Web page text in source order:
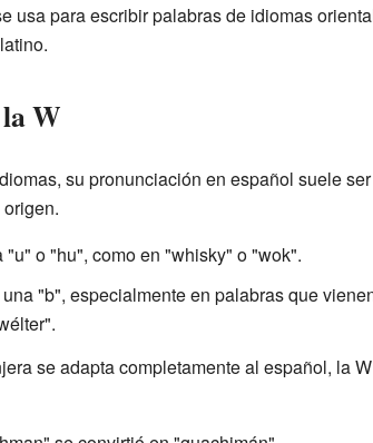
usa para escribir palabras de idiomas
W
su pronunciación en español suele ser
o "hu", como en "whisky" o "wok".
"b", especialmente en palabras que
se adapta completamente al español, la